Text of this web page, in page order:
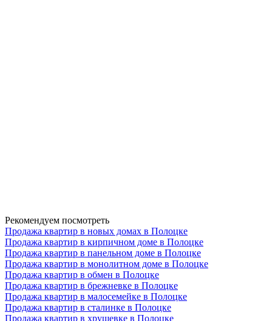
Рекомендуем посмотреть
Продажа квартир в новых домах в Полоцке
Продажа квартир в кирпичном доме в Полоцке
Продажа квартир в панельном доме в Полоцке
Продажа квартир в монолитном доме в Полоцке
Продажа квартир в обмен в Полоцке
Продажа квартир в брежневке в Полоцке
Продажа квартир в малосемейке в Полоцке
Продажа квартир в сталинке в Полоцке
Продажа квартир в хрущевке в Полоцке